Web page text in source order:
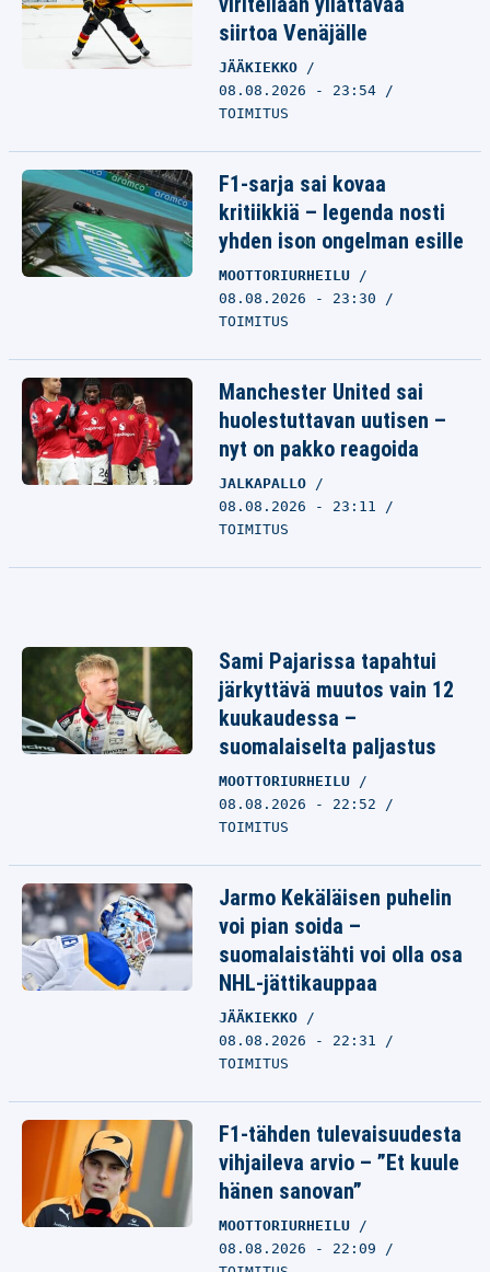
siirtoa Venäjälle
JÄÄKIEKKO
08.08.2026 - 23:54
TOIMITUS
F1-sarja sai kovaa
kritiikkiä – legenda nosti
yhden ison ongelman esille
MOOTTORIURHEILU
08.08.2026 - 23:30
TOIMITUS
Manchester United sai
huolestuttavan uutisen –
nyt on pakko reagoida
JALKAPALLO
08.08.2026 - 23:11
TOIMITUS
Sami Pajarissa tapahtui
järkyttävä muutos vain 12
kuukaudessa –
suomalaiselta paljastus
MOOTTORIURHEILU
08.08.2026 - 22:52
TOIMITUS
Jarmo Kekäläisen puhelin
voi pian soida –
suomalaistähti voi olla osa
NHL-jättikauppaa
JÄÄKIEKKO
08.08.2026 - 22:31
TOIMITUS
F1-tähden tulevaisuudesta
vihjaileva arvio – ”Et kuule
hänen sanovan”
MOOTTORIURHEILU
08.08.2026 - 22:09